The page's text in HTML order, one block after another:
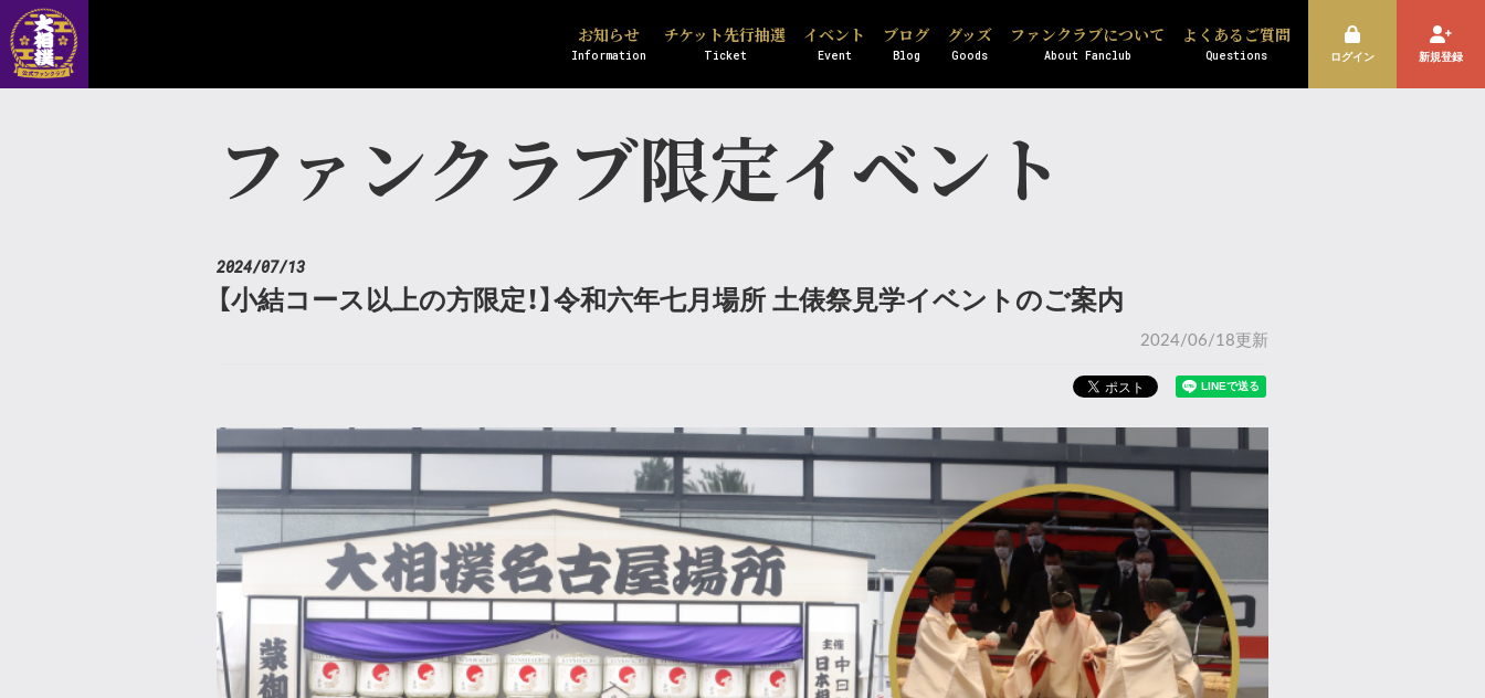
お知らせ
Information
チケット先行抽選
Ticket
イベント
Event
ブログ
Blog
グッズ
Goods
ファンクラブについて
About Fanclub
よくあるご質問
Questions ログイン 新規登録
ファンクラブ限定イベント
2024/07/13
【小結コース以上の方限定！】令和六年七月場所 土俵祭見学イベントのご案内
2024/06/18更新